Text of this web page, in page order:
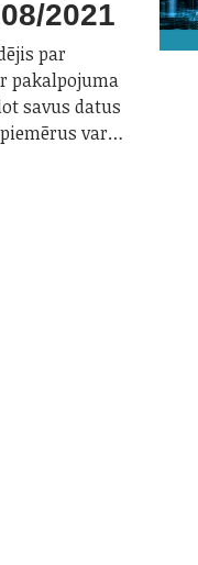
2021
par
pakalpojuma
savus datus
var…